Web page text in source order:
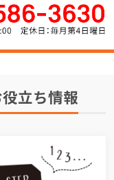
立ち情報